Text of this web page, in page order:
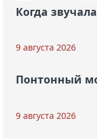
Когда
9 августа 2026
Понтонный
9 августа 2026